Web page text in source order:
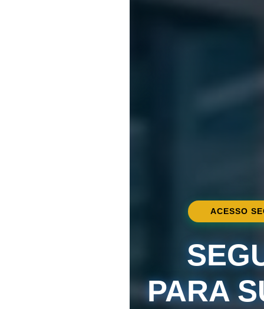
ACESSO
PARA